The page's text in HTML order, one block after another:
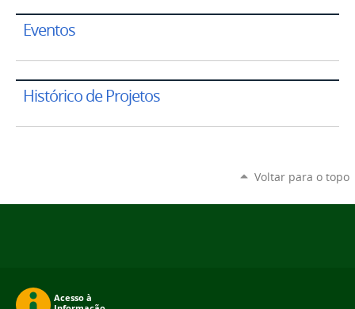
Eventos
Histórico de Projetos
Voltar para o topo